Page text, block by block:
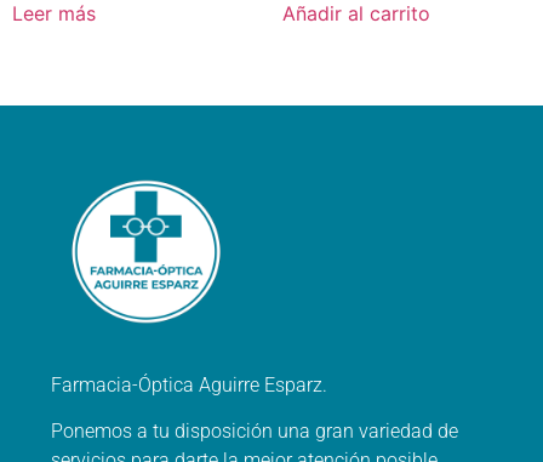
Leer más Añadir al carrito
Farmacia-Óptica Aguirre Esparz.
Ponemos a tu disposición una gran variedad de